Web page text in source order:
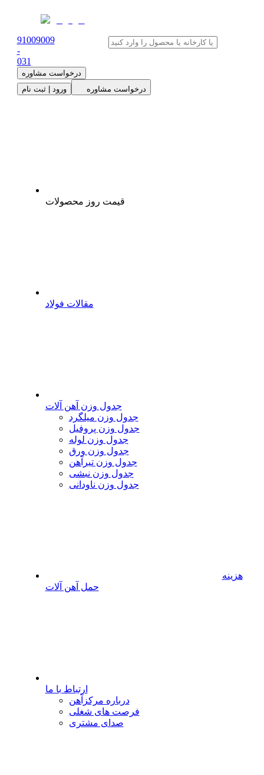
91009009
-
031
درخواست مشاوره
ورود | ثبت نام
درخواست مشاوره
قیمت روز محصولات
مقالات فولاد
جدول وزن آهن آلات
جدول وزن میلگرد
جدول وزن پروفیل
جدول وزن لوله
جدول وزن ورق
جدول وزن تیرآهن
جدول وزن نبشی
جدول وزن ناودانی
هزینه
حمل آهن آلات
ارتباط با ما
درباره مرکزآهن
فرصت های شغلی
صدای مشتری